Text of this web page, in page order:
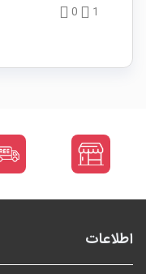
1
0
اطلاعات